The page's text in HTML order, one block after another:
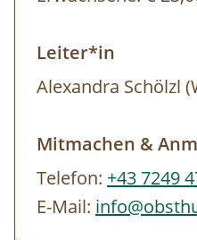
Leiter*in
Alexandra Schölzl
Mitmachen &
Telefon: +43 7249
E-Mail: